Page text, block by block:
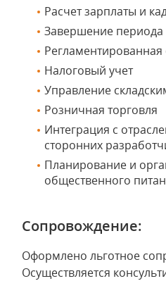
Расчет зарплаты и
Завершение периода
Регламентированная
Налоговый учет
Управление
Розничная торговля
Интеграция с
сторонних
Планирование и
общественного
Сопровождение:
Оформлено льготное
Осуществляется